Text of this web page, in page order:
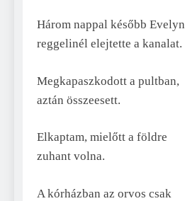
Három nappal később Evelyn
reggelinél elejtette a kanalat.
Megkapaszkodott a pultban,
aztán összeesett.
Elkaptam, mielőtt a földre
zuhant volna.
A kórházban az orvos csak